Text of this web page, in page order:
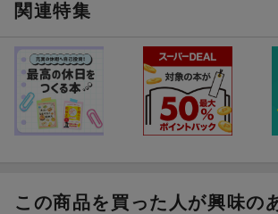
関連特集
この商品を買った人が興味の